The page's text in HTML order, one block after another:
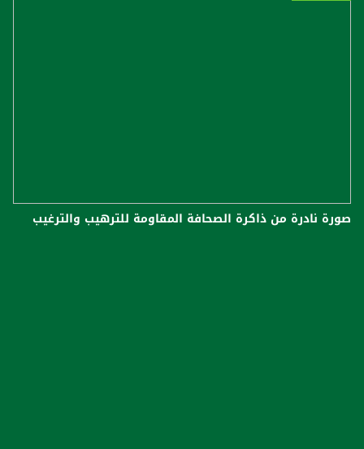
صورة نادرة من ذاكرة الصحافة المقاومة للترهيب والترغيب